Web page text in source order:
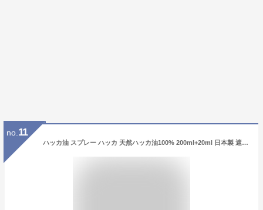
no. 11
ハッカ油 スプレー ハッカ 天然ハッカ油100% 200ml+20ml 日本製 遮光瓶 ペパーミント 虫除け 熱中症 除菌消臭に薄荷 ハッカオイル 【食品添加物香料 天然和種ハッカ100％】Mentha Oil メンタオイル メントール ミントオイル アロマ マスク 花粉 ゴキブリ かめむし